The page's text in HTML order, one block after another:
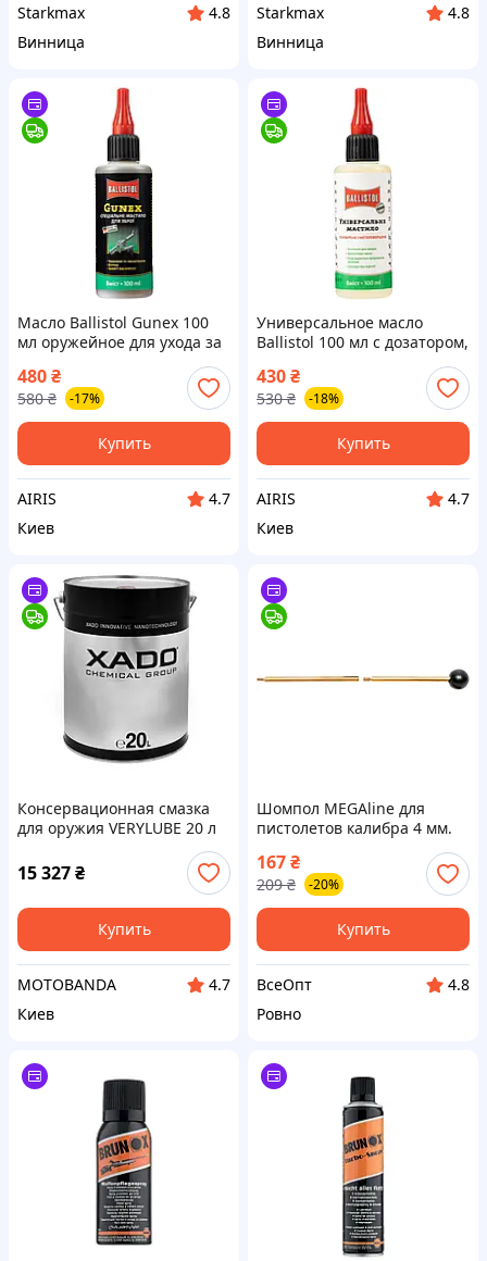
Starkmax
4.8
Винница
Starkmax
4.8
Винница
Масло Ballistol Gunex 100
мл оружейное для ухода за
металлическими деталями,
защиты от ржавчины,
влаги и коррозии,
Германия
480₴
580 ₴ -17%
Купить
AIRIS
4.7
Киев
Универсальное масло
Ballistol 100 мл с дозатором,
очистки, смазки и защиты
металла от коррозии,
качество+
430₴
530 ₴ -18%
Купить
AIRIS
4.7
Киев
Консервационная смазка
для оружия VERYLUBE 20 л
15 327₴
Купить
MOTOBANDA
4.7
Киев
Шомпол MEGAline для
пистолетов калибра 4 мм.
Длина - 17.3 см. Латунь. 1/8
M, разборный,
двухколенный
167₴
209 ₴ -20%
Купить
ВсеОпт
4.8
Ровно